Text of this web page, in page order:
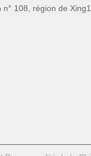
108, région de